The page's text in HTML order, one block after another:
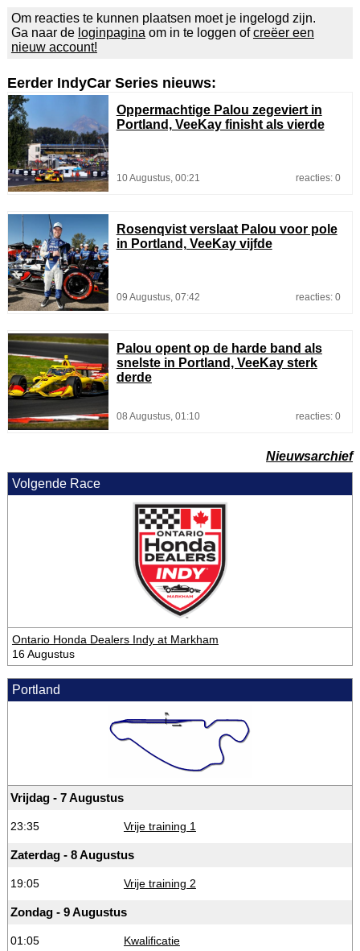
Om reacties te kunnen plaatsen moet je ingelogd zijn.
Ga naar de loginpagina om in te loggen ofcreëer een
nieuw account!
Eerder IndyCar Series nieuws:
Oppermachtige Palou zegeviert in
Portland, VeeKay finisht als vierde
10 Augustus, 00:21 reacties: 0
Rosenqvist verslaat Palou voor pole
in Portland, VeeKay vijfde
09 Augustus, 07:42 reacties: 0
Palou opent op de harde band als
snelste in Portland, VeeKay sterk
derde
08 Augustus, 01:10 reacties: 0
Nieuwsarchief
Volgende Race
Ontario Honda Dealers Indy at Markham
16 Augustus
Portland
Vrijdag - 7 Augustus
23:35 Vrije training 1
Zaterdag - 8 Augustus
19:05 Vrije training 2
Zondag - 9 Augustus
01:05 Kwalificatie